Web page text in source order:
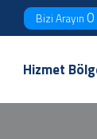
Bizi Arayın
Hizmet